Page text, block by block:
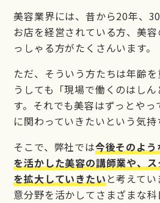
美容業界には、昔から20年、
お店を経営されている方、美
っしゃる方がたくさんいます。
ただ、そういう方たちは年齢
うしても「現場で働くのはし
す。それでも美容はずっとや
に関わっていきたいという気持
そこで、弊社では今後そのよ
を活かした美容の講師業や、
を拡大していきたいと考えて
意分野を活かしてさまざまな科